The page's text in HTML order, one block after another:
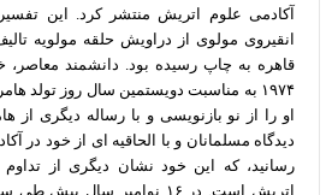
آکادمی علوم اتریش منتشر کرد. این
قاهره به چاپ رسیده بود. دانشمند معاصر،
۱۹۷۴ به مناسبت دویستمین سال روز تولد
او را از نو بازنویسی و با رساله دیگری از
دیدگاه مسلمانان و با الحاقیه ای از خود در
رسانید، که این خود نشان دیگری از تداوم
اتریش است. در ۱۶ نوامبر سال